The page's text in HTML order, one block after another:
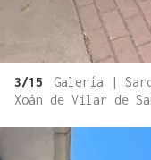
3/15
Galería |
Xoán de Vilar de